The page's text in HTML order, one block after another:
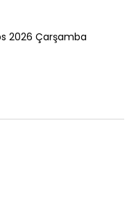
2026 Çarşamba